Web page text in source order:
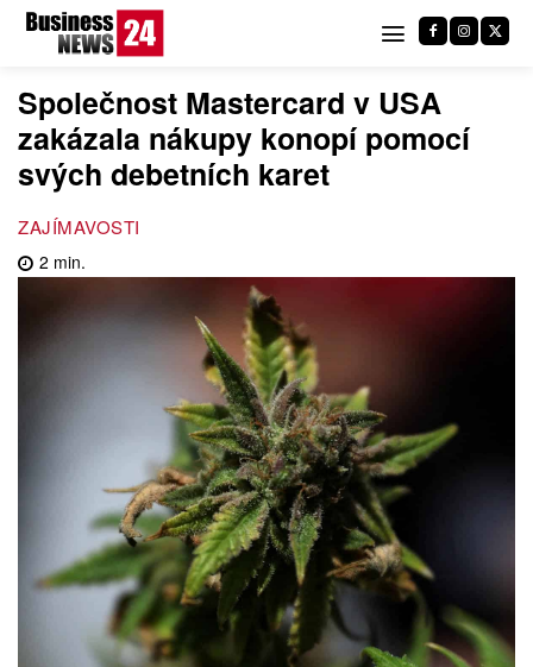
Společnost Mastercard v USA
zakázala nákupy konopí pomocí
svých debetních karet
ZAJÍMAVOSTI
2 min.